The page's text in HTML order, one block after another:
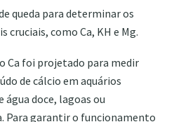
queda para determinar os
cruciais, como Ca, KH e Mg.
Ca foi projetado para medir
de cálcio em aquários
água doce, lagoas ou
Para garantir o funcionamento